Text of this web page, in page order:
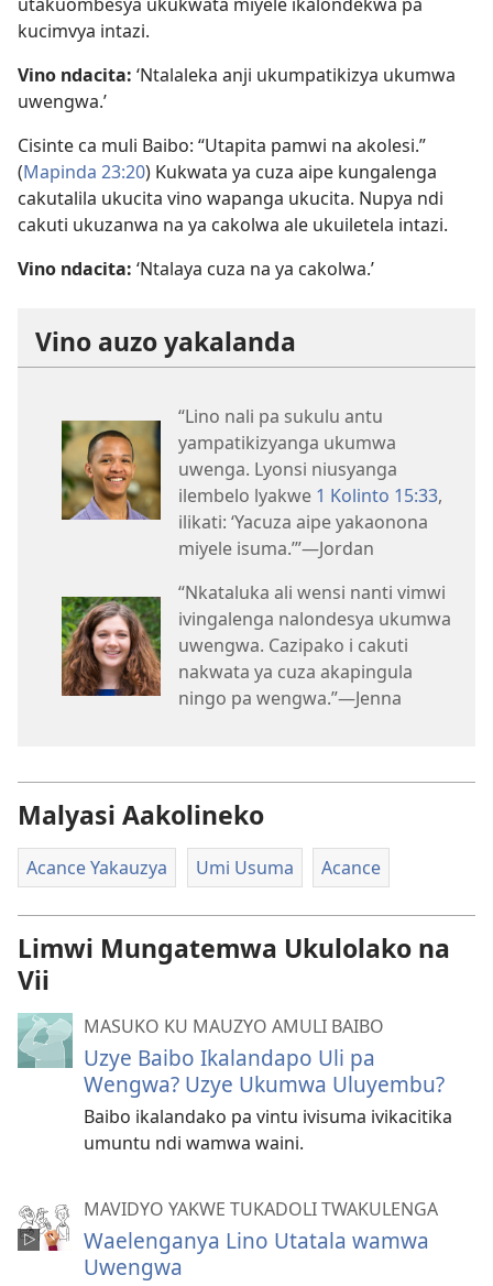
utakuombesya ukukwata miyele ikalondekwa pa
kucimvya intazi.
Vino ndacita: ‘Ntalaleka anji ukumpatikizya ukumwa
uwengwa.’
Cisinte ca muli Baibo: “Utapita pamwi na akolesi.”
(Mapinda 23:20) Kukwata ya cuza aipe kungalenga
cakutalila ukucita vino wapanga ukucita. Nupya ndi
cakuti ukuzanwa na ya cakolwa ale ukuiletela intazi.
Vino ndacita: ‘Ntalaya cuza na ya cakolwa.’
Vino auzo yakalanda
“Lino nali pa sukulu antu
yampatikizyanga ukumwa
uwenga. Lyonsi niusyanga
ilembelo lyakwe 1 Kolinto 15:33,
ilikati: ‘Yacuza aipe yakaonona
miyele isuma.’”—Jordan
“Nkataluka ali wensi nanti vimwi
ivingalenga nalondesya ukumwa
uwengwa. Cazipako i cakuti
nakwata ya cuza akapingula
ningo pa wengwa.”—Jenna
Malyasi Aakolineko
Acance Yakauzya Umi Usuma Acance
Limwi Mungatemwa Ukulolako na
Vii
MASUKO KU MAUZYO AMULI BAIBO
Uzye Baibo Ikalandapo Uli pa
Wengwa? Uzye Ukumwa Uluyembu?
Baibo ikalandako pa vintu ivisuma ivikacitika
umuntu ndi wamwa waini.
MAVIDYO YAKWE TUKADOLI TWAKULENGA
Waelenganya Lino Utatala wamwa
Uwengwa